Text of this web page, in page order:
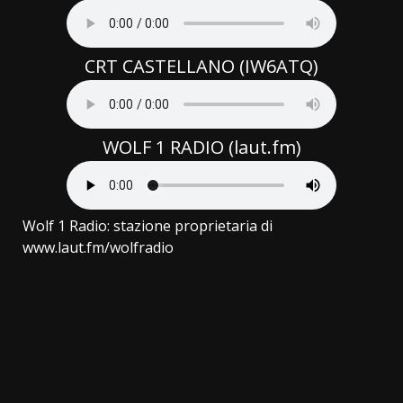
CRT CASTELLANO (IW6ATQ)
WOLF 1 RADIO (laut.fm)
Wolf 1 Radio: stazione proprietaria di
www.laut.fm/wolfradio